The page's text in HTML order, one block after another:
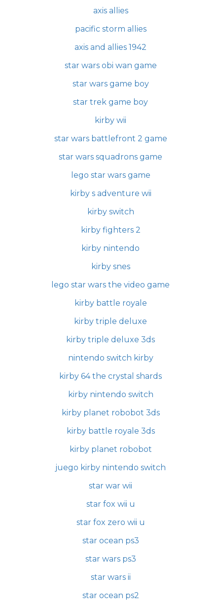
axis allies
pacific storm allies
axis and allies 1942
star wars obi wan game
star wars game boy
star trek game boy
kirby wii
star wars battlefront 2 game
star wars squadrons game
lego star wars game
kirby s adventure wii
kirby switch
kirby fighters 2
kirby nintendo
kirby snes
lego star wars the video game
kirby battle royale
kirby triple deluxe
kirby triple deluxe 3ds
nintendo switch kirby
kirby 64 the crystal shards
kirby nintendo switch
kirby planet robobot 3ds
kirby battle royale 3ds
kirby planet robobot
juego kirby nintendo switch
star war wii
star fox wii u
star fox zero wii u
star ocean ps3
star wars ps3
star wars ii
star ocean ps2